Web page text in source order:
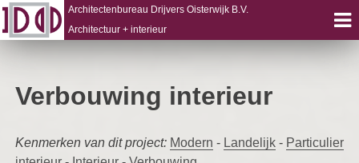
content
Architectenbureau Drijvers Oisterwijk B.V.
Architectuur + interieur
Verbouwing interieur
Kenmerken van dit project: Modern - Landelijk- Particulier